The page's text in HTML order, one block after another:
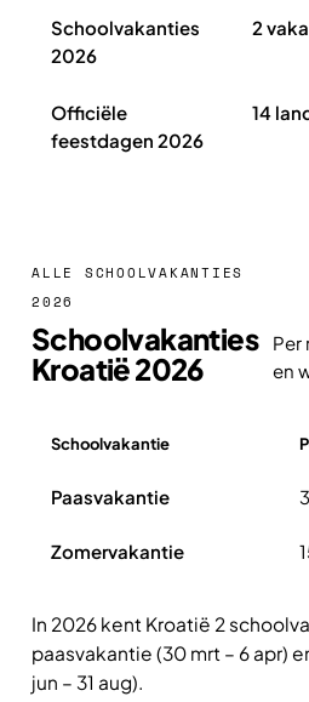
Schoolvakanties
2026
2
Officiële
feestdagen 2026
14
ALLE SCHOOLVAKANTIES
2026
Schoolvakanties
Kroatië 2026
Per
en
Schoolvakantie
Paasvakantie
Zomervakantie
In 2026 kent Kroatië 2
paasvakantie (30 mrt – 6 apr)
jun – 31 aug).